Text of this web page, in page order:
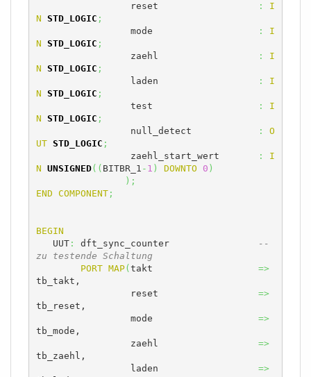
:
I
N STD_LOGIC ;
:
I
N STD_LOGIC ;
:
I
N STD_LOGIC ;
:
I
N STD_LOGIC ;
:
I
N STD_LOGIC ;
:
O
UT STD_LOGIC ;
:
I
N UNSIGNED( ( BITBR_1 - 1 ) DOWNTO 0 )
) ;
END COMPONENT;
BEGIN
   UUT
:
--
zu testende Schaltung
PORT MAP(
=>
tb_takt,
=>
tb_reset,
=>
tb_mode,
=>
tb_zaehl,
=>